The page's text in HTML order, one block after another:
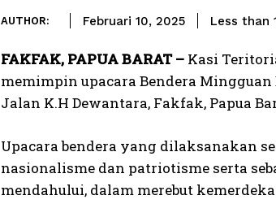
AUTHOR: Februari 10, 2025 Less than
FAKFAK, PAPUA BARAT – Kasi
memimpin upacara Bendera Mingguan
Jalan K.H Dewantara, Fakfak, Papua
Upacara bendera yang dilaksanakan
nasionalisme dan patriotisme serta
mendahului, dalam merebut